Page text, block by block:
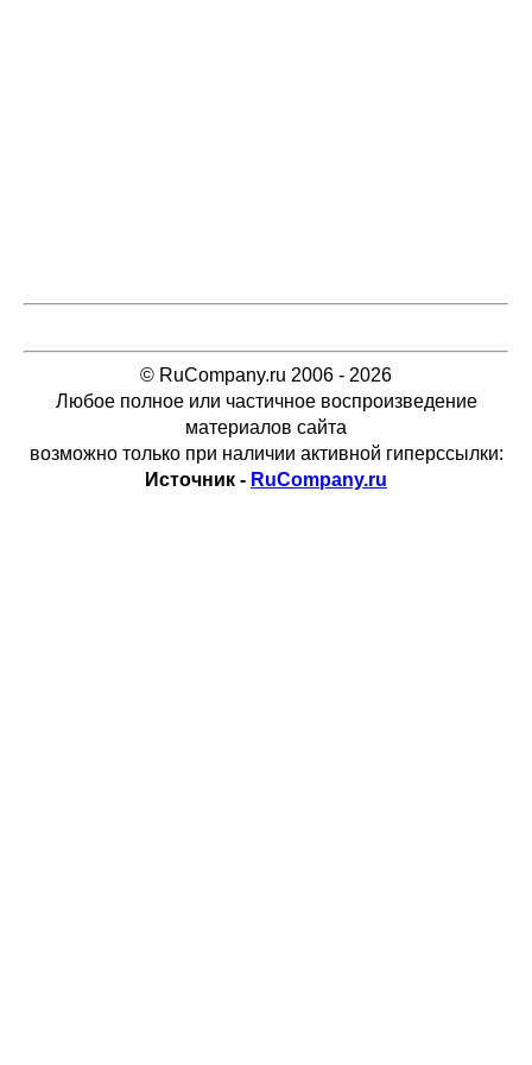
© RuCompany.ru 2006 - 2026
Любое полное или частичное воспроизведение
материалов сайта
возможно только при наличии активной гиперссылки:
Источник - RuCompany.ru